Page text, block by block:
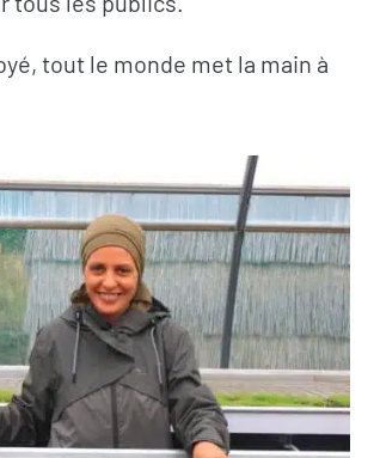
tout le monde met la main à